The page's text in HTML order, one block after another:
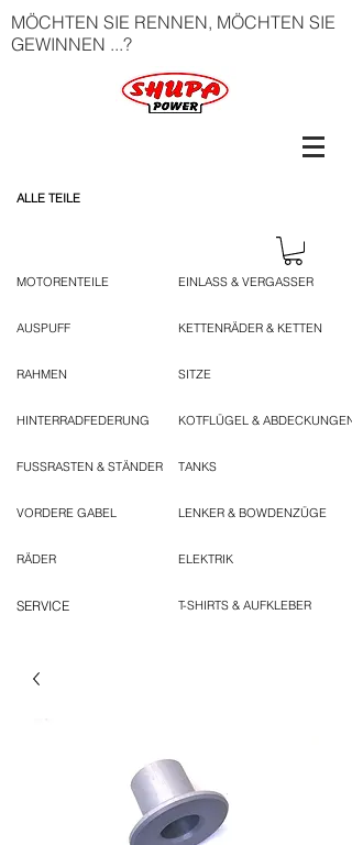
MÖCHTEN SIE RENNEN, MÖCHTEN SIE
GEWINNEN ...?
ALLE TEILE
MOTORENTEILE
AUSPUFF
RAHMEN
HINTERRADFEDERUNG
FUSSRASTEN & STÄNDER
VORDERE GABEL
RÄDER
SERVICE
EINLASS & VERGASSER
KETTENRÄDER & KETTEN
SITZE
KOTFLÜGEL & ABDECKUNGEN
TANKS
LENKER & BOWDENZÜGE
ELEKTRIK
T-SHIRTS & AUFKLEBER